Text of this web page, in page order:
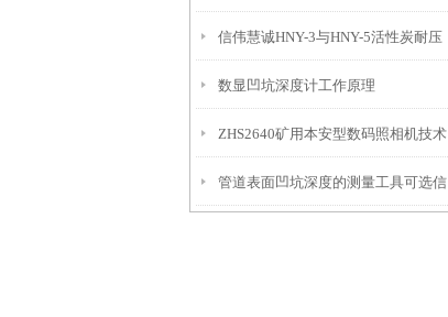
免测试过程中测针移动导致数据变动
信伟慧诚HNY-3与HNY-5活性炭耐压
强度测定仪技术参数！
数显凹坑深度计工作原理
ZHS2640矿用本安型数码照相机技术
参数！
管道表面凹坑深度的测量工具可选信